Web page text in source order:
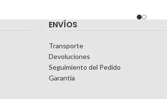
ENVÍOS
Transporte
Devoluciones
Seguimiento del Pedido
Garantía